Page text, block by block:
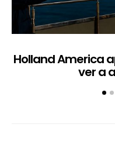
Holland America
ver a